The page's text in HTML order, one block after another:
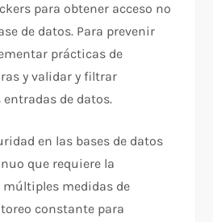
para obtener acceso no
de datos. Para prevenir
prácticas de
y validar y filtrar
de datos.
en las bases de datos
que requiere la
medidas de
constante para